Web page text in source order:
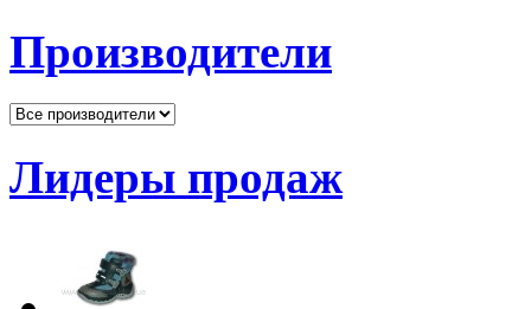
Производители
Лидеры продаж